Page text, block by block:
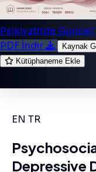
Psikiyatride Güncel
PDF İndir
Kaynak
Kütüphaneme Ekle
EN TR
Depressive